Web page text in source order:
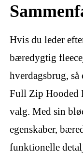
Hvis du leder
bæredygtig
hverdagsbrug, så
Full Zip Hooded
valg. Med sin
egenskaber,
funktionelle